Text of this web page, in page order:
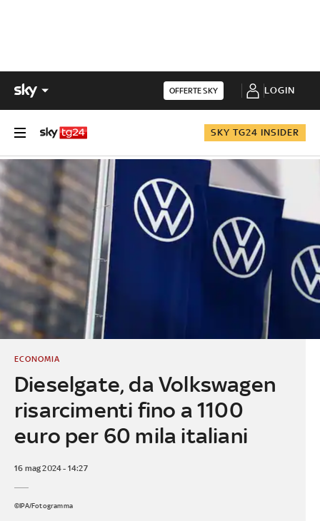
OFFERTE SKY LOGIN
SKY TG24 INSIDER
Dieselgate, da Volkswagen
risarcimenti fino a 1100
euro per 60 mila italiani
ECONOMIA
16 mag 2024 - 14:27
©IPA/Fotogramma